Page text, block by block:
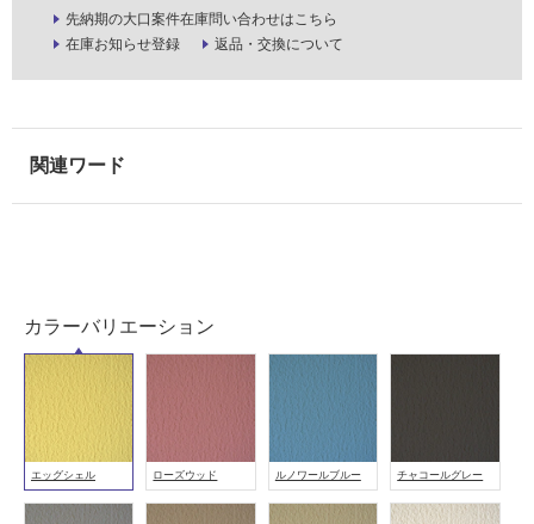
先納期の大口案件在庫問い合わせはこちら
在庫お知らせ登録
返品・交換について
カラーバリエーション
エッグシェル ローズウッド ルノワールブルー チャコールグレー
適
し
て
る
が
適
し
て
い
な
い